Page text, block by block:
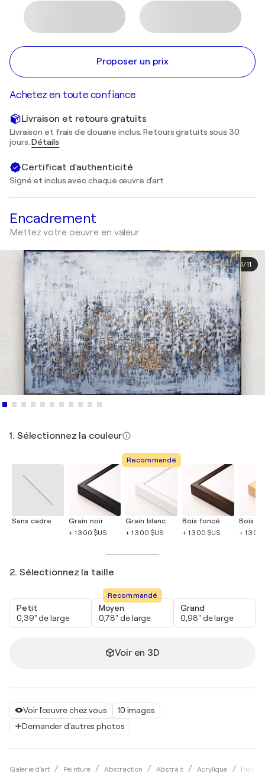
Voir l'œuvre chez vous
10 images
Demander d'autres photos
Galerie d'art Peinture Abstraction Abstrait Acrylique Inez
Proposer un prix
Achetez en toute confiance
Livraison et retours gratuits
Livraison et frais de douane inclus. Retours gratuits sous 30
jours.Détails
Certificat d'authenticité
Signé et inclus avec chaque œuvre d'art
Encadrement
Mettez votre oeuvre en valeur
1/11
1. Sélectionnez la couleur
Sans cadre
Grain noir
+ 1 300 $US
Recommandé
Grain blanc
+ 1 300 $US
Bois foncé
+ 1 300 $US
Bois
+ 1 300
2. Sélectionnez la taille
Petit
0,39" de large
Recommandé
Moyen
0,78" de large
Grand
0,98" de large
Voir en 3D